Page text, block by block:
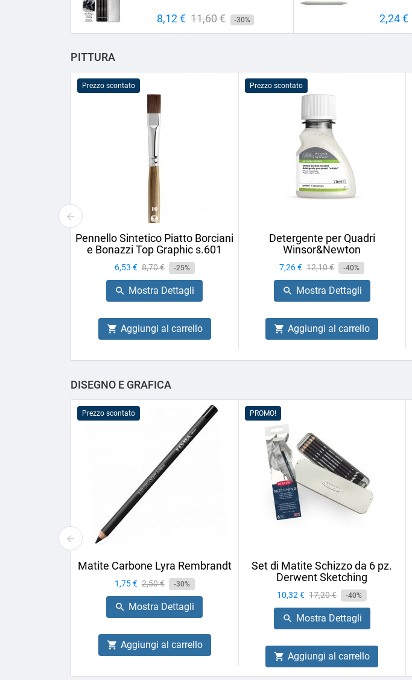
Prezzo
8,12 € Prezzo
base
11,60 € -30% Prezzo
2,24 €
PITTURA
Prezzo scontato
Pennello Sintetico Piatto Borciani
e Bonazzi Top Graphic s.601
Prezzo
6,53 € Prezzo
base
8,70 € -25%
 Mostra Dettagli
 Aggiungi al carrello
Prezzo scontato
Detergente per Quadri
Winsor&Newton
Prezzo
7,26 € Prezzo
base
12,10 € -40%
 Mostra Dettagli
 Aggiungi al carrello
DISEGNO E GRAFICA
Prezzo scontato
Matite Carbone Lyra Rembrandt
Prezzo
1,75 € Prezzo
base
2,50 € -30%
 Mostra Dettagli
 Aggiungi al carrello
PROMO!
Set di Matite Schizzo da 6 pz.
Derwent Sketching
Prezzo
10,32 € Prezzo
base
17,20 € -40%
 Mostra Dettagli
 Aggiungi al carrello